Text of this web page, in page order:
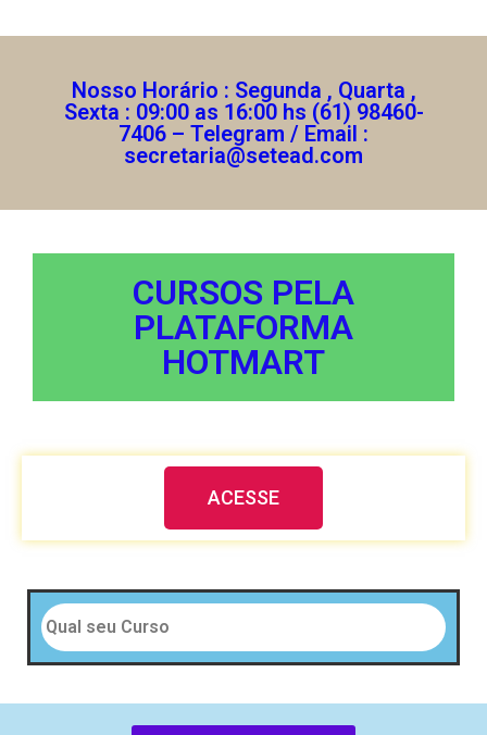
Nosso Horário : Segunda , Quarta ,
Sexta : 09:00 as 16:00 hs (61) 98460-
7406 – Telegram / Email :
secretaria@setead.com
CURSOS PELA
PLATAFORMA
HOTMART
ACESSE